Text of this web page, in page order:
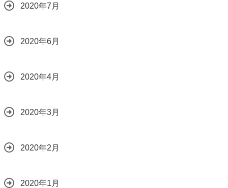
2020年7月
2020年6月
2020年4月
2020年3月
2020年2月
2020年1月